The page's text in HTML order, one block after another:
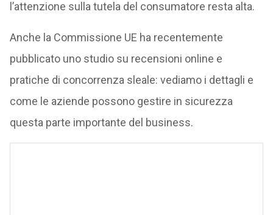
l’attenzione sulla tutela del consumatore resta alta.
Anche la Commissione UE ha recentemente
pubblicato uno studio su recensioni online e
pratiche di concorrenza sleale: vediamo i dettagli e
come le aziende possono gestire in sicurezza
questa parte importante del business.